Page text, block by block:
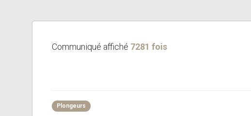
Communiqué affiché 7281 fois
Plongeurs